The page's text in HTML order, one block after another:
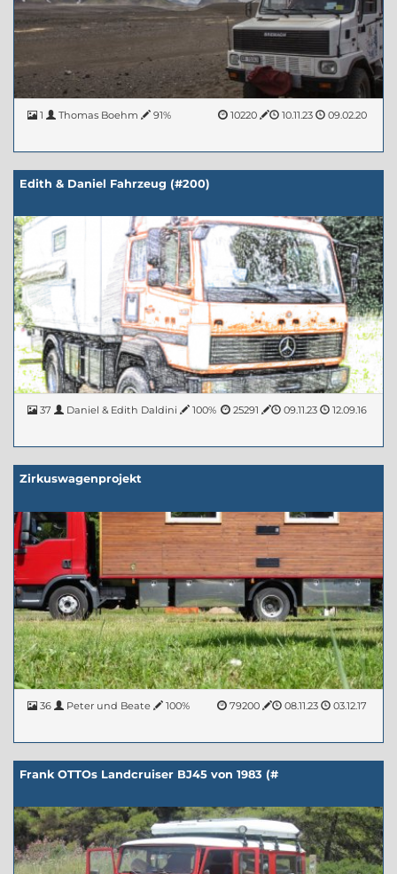
1 09.02.20
Thomas Boehm 10.11.23
91% 10220
Edith & Daniel Fahrzeug (#200)
37 12.09.16
Daniel & Edith Daldini 09.11.23
100% 25291
Zirkuswagenprojekt
36 03.12.17
Peter und Beate 08.11.23
100% 79200
Frank OTTOs Landcruiser BJ45 von 1983 (#